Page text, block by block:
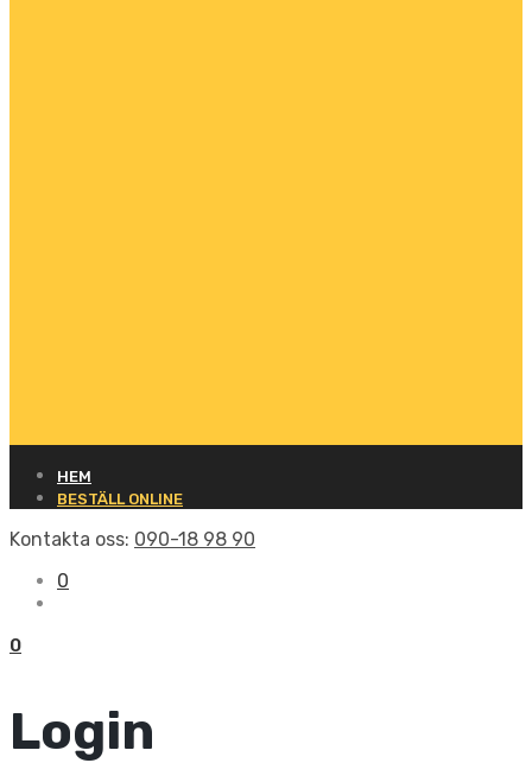
HEM
BESTÄLL ONLINE
Kontakta oss: 090-18 98 90
0
0
Login